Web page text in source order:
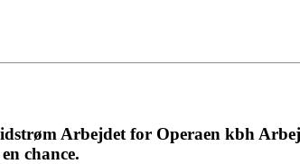
Arbejdet for Operaen kbh
chance.